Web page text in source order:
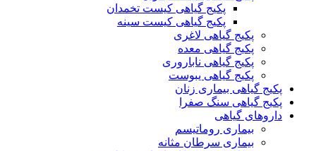
پکیج گیاهی کیست تخمدان
پکیج گیاهی کیست سینه
پکیج گیاهی لاغری
پکیج گیاهی معده
پکیج گیاهی ناباروری
پکیج گیاهی یبوست
پکیج گیاهی بیماری زنان
پکیج گیاهی سنگ صفرا
داروهای گیاهی
بیماری روماتیسم
بیماری سرطان مثانه